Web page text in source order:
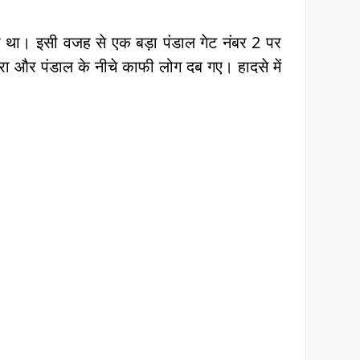
था। इसी वजह से एक बड़ा पंडाल गेट नंबर 2 पर
और पंडाल के नीचे काफी लोग दब गए। हादसे में